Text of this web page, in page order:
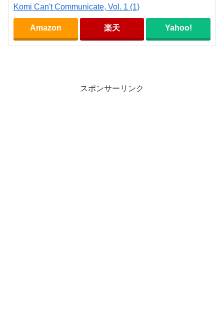
Komi Can't Communicate, Vol. 1 (1)
Amazon 楽天 Yahoo!
スポンサーリンク